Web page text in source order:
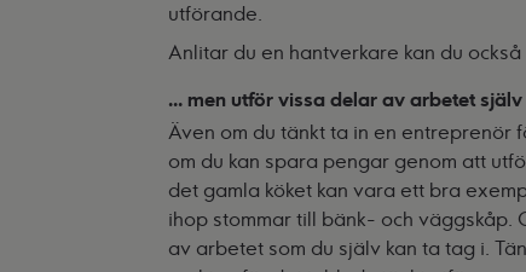
utförande.
Anlitar du en hantverkare kan du
… men utför vissa delar av arbetet själv
Även om du tänkt ta in en entreprenör
om du kan spara pengar genom att
det gamla köket kan vara ett bra
ihop stommar till bänk- och väggskåp.
av arbetet som du själv kan ta tag i.